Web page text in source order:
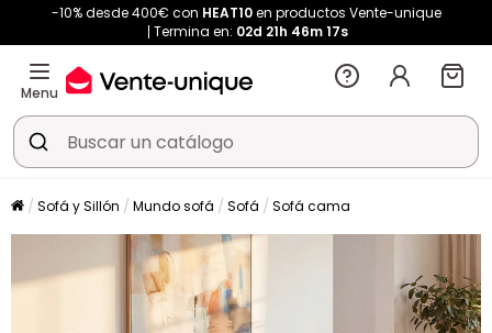
-10% desde 400€ con HEAT10en productos Vente-unique
Termina en: 02d 21h 46m16s
Menu
Sofá y Sillón Mundo sofá Sofá Sofá cama